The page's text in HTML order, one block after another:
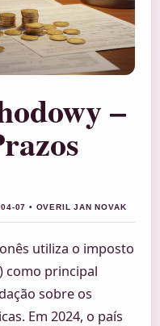
–
07 • OVERIL JAN NOVAK
utiliza o imposto
como principal
sobre os
Em 2024, o país